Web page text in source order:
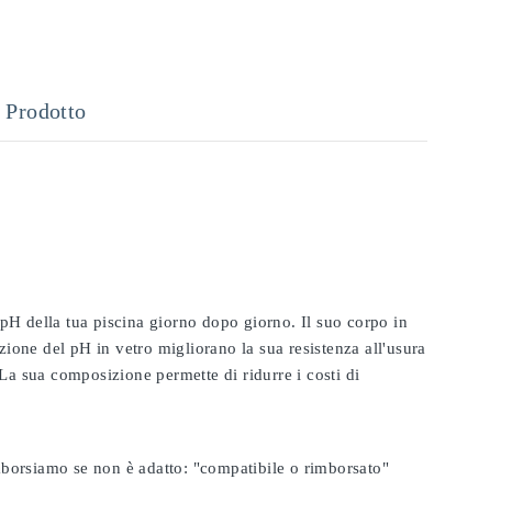
della tua piscina giorno dopo giorno. Il suo corpo in
del pH in vetro migliorano la sua resistenza all'usura
sua composizione permette di ridurre i costi di
se non è adatto: "compatibile o rimborsato"